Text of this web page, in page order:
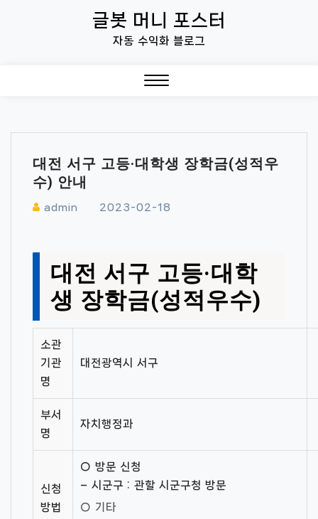
글봇 머니 포스터
자동 수익화 블로그
대전 서구 고등·대학생 장학금(성적우
수) 안내
admin 2023-02-18
대전 서구 고등·대학
생 장학금(성적우수)
소관
기관
명
대전광역시 서구
부서
명
자치행정과
신청
방법
○ 방문 신청
– 시군구 : 관할 시군구청 방문
○ 기타